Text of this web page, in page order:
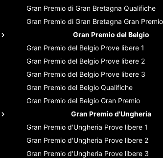
Gran Premio di Gran Bretagna Qualifiche
Gran Premio di Gran Bretagna Gran Premio
Gran Premio del Belgio
Gran Premio del Belgio Prove libere 1
Gran Premio del Belgio Prove libere 2
Gran Premio del Belgio Prove libere 3
Gran Premio del Belgio Qualifiche
Gran Premio del Belgio Gran Premio
Gran Premio d'Ungheria
Gran Premio d'Ungheria Prove libere 1
Gran Premio d'Ungheria Prove libere 2
Gran Premio d'Ungheria Prove libere 3